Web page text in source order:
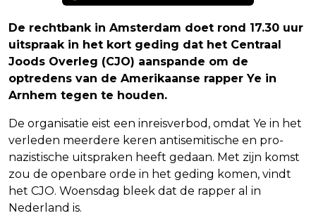
De rechtbank in Amsterdam doet rond 17.30 uur
uitspraak in het kort geding dat het Centraal
Joods Overleg (CJO) aanspande om de
optredens van de Amerikaanse rapper Ye in
Arnhem tegen te houden.
De organisatie eist een inreisverbod, omdat Ye in het
verleden meerdere keren antisemitische en pro-
nazistische uitspraken heeft gedaan. Met zijn komst
zou de openbare orde in het geding komen, vindt
het CJO. Woensdag bleek dat de rapper al in
Nederland is.